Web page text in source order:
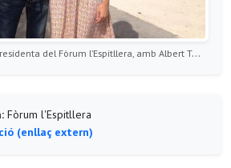
Maria Garganté, nova presidenta del Fòrum l’Espitllera, amb Albert Turull, president entre 2011 i 2015
Fòrum l'Espitllera
(enllaç extern)